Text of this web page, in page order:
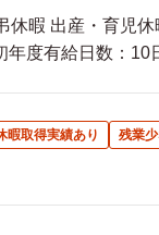
休暇 出産・育児休
度有給日数：10
暇取得実績あり 残業